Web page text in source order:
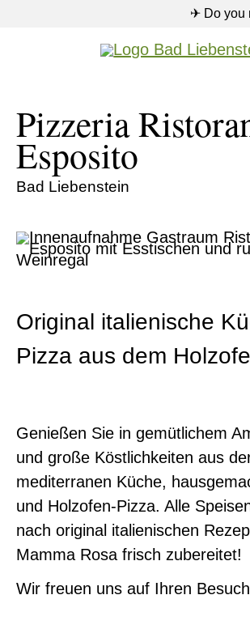
✈ Do you
Pizzeria
Esposito
Bad Liebenstein
Original italienische
Pizza aus dem
Genießen Sie in gemütlichem
und große Köstlichkeiten aus
mediterranen Küche,
und Holzofen-Pizza. Alle
nach original italienischen
Mamma Rosa frisch zubereitet!
Wir freuen uns auf Ihren